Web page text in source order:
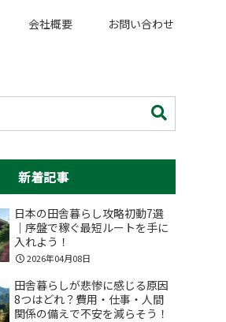
会社概要 お問い合わせ
新着記事
日本の田舎暮らし攻略初動7選
｜序盤で稼ぐ最短ルートを手に
入れよう！
2026年04月08日
田舎暮らしが悲惨に感じる原因
8つはどれ？費用・仕事・人間
関係の備えで不安を減らそう！